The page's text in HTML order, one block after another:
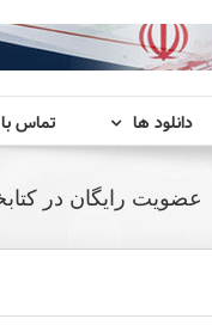
دانلود ها تماس
عضویت رایگان در